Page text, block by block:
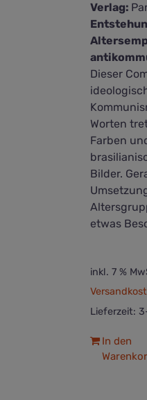
Verlag:
Dieser
Worten
Farben
Bilder.
etwas
inkl. 7 %
Lieferzeit:
In den